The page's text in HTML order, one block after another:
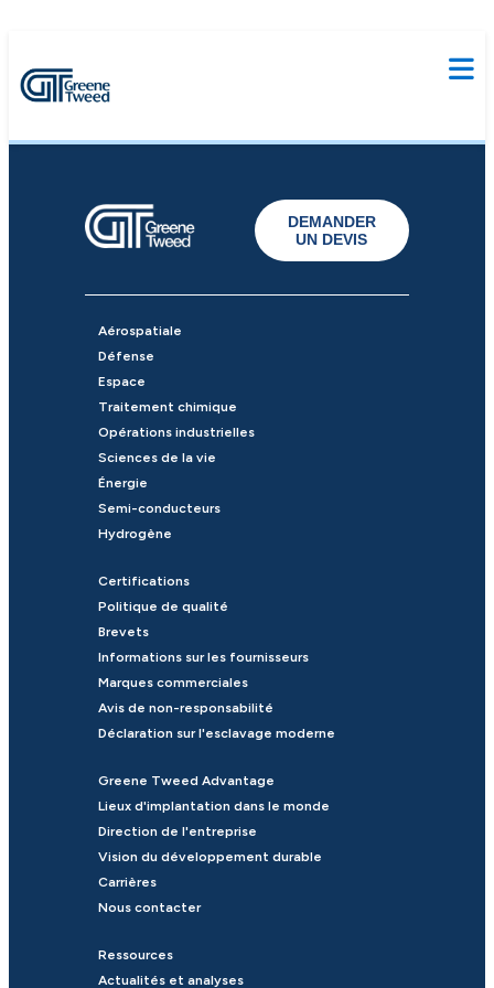
DEMANDER
UN DEVIS
Aérospatiale
Défense
Espace
Traitement chimique
Opérations industrielles
Sciences de la vie
Énergie
Semi-conducteurs
Hydrogène
Certifications
Politique de qualité
Brevets
Informations sur les fournisseurs
Marques commerciales
Avis de non-responsabilité
Déclaration sur l'esclavage moderne
Greene Tweed Advantage
Lieux d'implantation dans le monde
Direction de l'entreprise
Vision du développement durable
Carrières
Nous contacter
Ressources
Actualités et analyses